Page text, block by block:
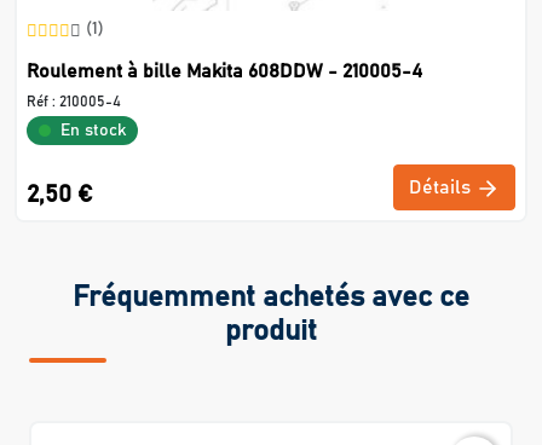
(1)
Roulement à bille Makita 608DDW - 210005-4
Réf : 210005-4
En stock
2,50 € Détails
Fréquemment achetés avec ce
produit